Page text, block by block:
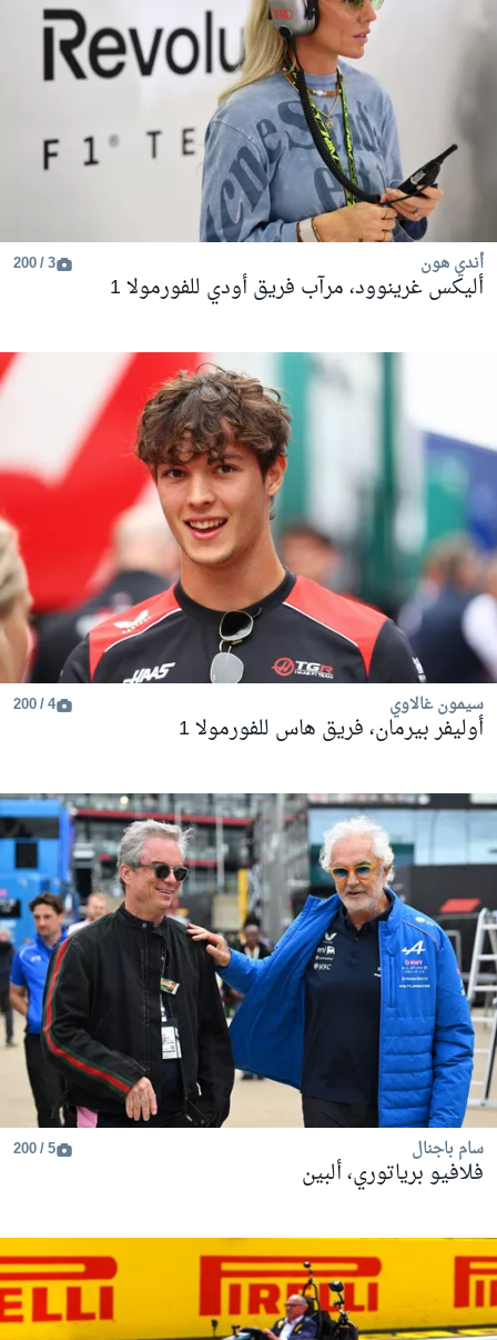
أندي هون 3 / 200
أليكس غرينوود، مرآب فريق أودي للفورمولا 1
سيمون غالاوي 4 / 200
أوليفر بيرمان، فريق هاس للفورمولا 1
سام باجنال 5 / 200
فلافيو برياتوري، ألبين